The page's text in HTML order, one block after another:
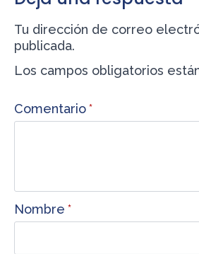
Tu dirección de correo
publicada.
Los campos obligatorios
Comentario*
Nombre *